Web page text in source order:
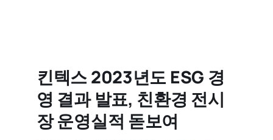
킨텍스 2023년도 ESG 경
영 결과 발표, 친환경 전시
장 운영실적 돋보여